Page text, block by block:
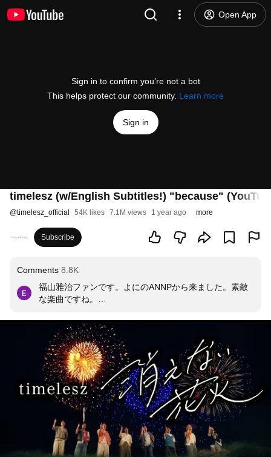
Open App
Sign in to confirm you’re not a bot
This helps protect our community. Learn more
Sign in
timelesz (w/English Subtitles!) "because"
@timelesz_official 54K likes 7.1M views 1 year ago more
Subscribe
Comments 8.8K
福山雅治ファンです。よにのANNPから来ました。素敵
な楽曲ですね。
れました。
個性あふれる素敵なグループですね。陰ながらこれから
も応援しています。